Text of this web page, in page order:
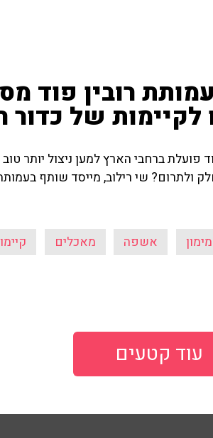
רובין פוד
לקיימות של כדור
פועלת ברחבי הארץ למען ניצול יותר
ולתרום? שי רילוב, מייסד שותף
מימון אשפה מאכלים
עוד קטעים